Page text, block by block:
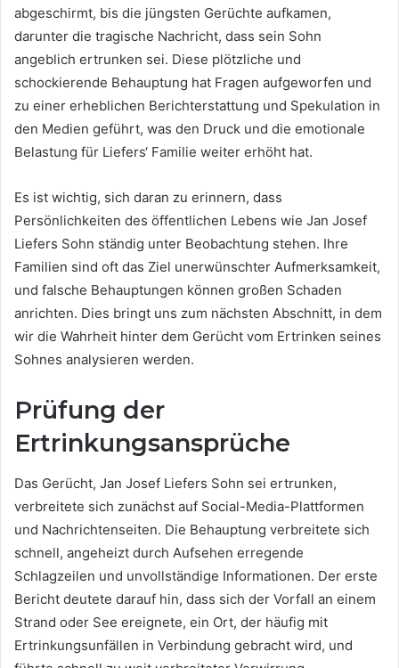
abgeschirmt, bis die jüngsten Gerüchte aufkamen,
darunter die tragische Nachricht, dass sein Sohn
angeblich ertrunken sei. Diese plötzliche und
schockierende Behauptung hat Fragen aufgeworfen und
zu einer erheblichen Berichterstattung und Spekulation in
den Medien geführt, was den Druck und die emotionale
Belastung für Liefers‘ Familie weiter erhöht hat.
Es ist wichtig, sich daran zu erinnern, dass
Persönlichkeiten des öffentlichen Lebens wie Jan Josef
Liefers Sohn ständig unter Beobachtung stehen. Ihre
Familien sind oft das Ziel unerwünschter Aufmerksamkeit,
und falsche Behauptungen können großen Schaden
anrichten. Dies bringt uns zum nächsten Abschnitt, in dem
wir die Wahrheit hinter dem Gerücht vom Ertrinken seines
Sohnes analysieren werden.
Prüfung der
Ertrinkungsansprüche
Das Gerücht, Jan Josef Liefers Sohn sei ertrunken,
verbreitete sich zunächst auf Social-Media-Plattformen
und Nachrichtenseiten. Die Behauptung verbreitete sich
schnell, angeheizt durch Aufsehen erregende
Schlagzeilen und unvollständige Informationen. Der erste
Bericht deutete darauf hin, dass sich der Vorfall an einem
Strand oder See ereignete, ein Ort, der häufig mit
Ertrinkungsunfällen in Verbindung gebracht wird, und